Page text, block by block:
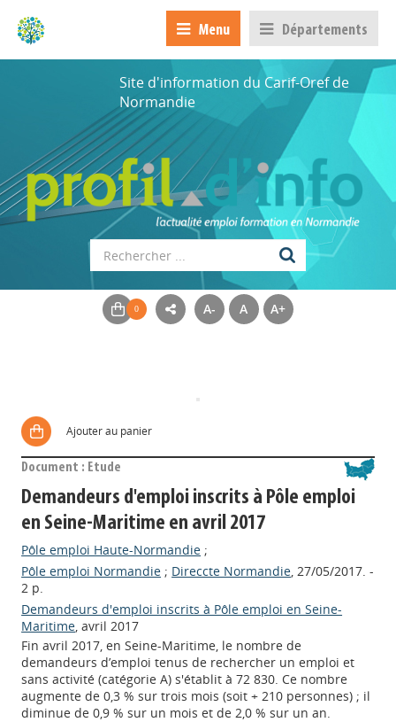
Menu Départements
Site d'information du Carif-Oref de
Normandie
A- A A+
Ajouter au panier
Document : Etude
Demandeurs d'emploi inscrits à Pôle emploi
en Seine-Maritime en avril 2017
Pôle emploi Haute-Normandie ;
Pôle emploi Normandie ; Direccte Normandie, 27/05/2017. -
2 p.
Demandeurs d'emploi inscrits à Pôle emploi en Seine-
Maritime, avril 2017
Fin avril 2017, en Seine-Maritime, le nombre de
demandeurs d’emploi tenus de rechercher un emploi et
sans activité (catégorie A) s'établit à 72 830. Ce nombre
augmente de 0,3 % sur trois mois (soit + 210 personnes) ; il
diminue de 0,9 % sur un mois et de 2,0 % sur un an.